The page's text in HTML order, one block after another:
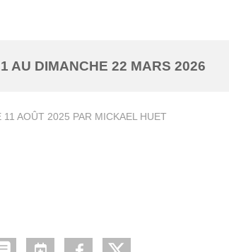
AU DIMANCHE 22 MARS 2026
11 AOÛT 2025 PAR MICKAEL HUET